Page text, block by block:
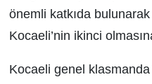
önemli katkıda bulunarak
Kocaeli’nin ikinci
Kocaeli genel